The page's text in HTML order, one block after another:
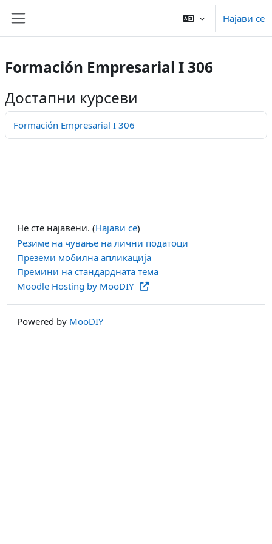
Најави се
Formación Empresarial I 306
Достапни курсеви
Formación Empresarial I 306
Не сте најавени. (Најави се)
Резиме на чување на лични податоци
Преземи мобилна апликација
Премини на стандардната тема
Moodle Hosting by MooDIY
Powered by MooDIY